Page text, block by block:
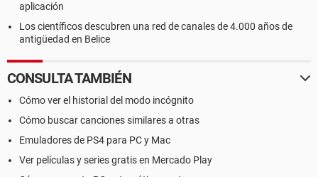
aplicación
Los científicos descubren una red de canales de 4.000 años de
antigüedad en Belice
CONSULTA TAMBIÉN
Cómo ver el historial del modo incógnito
Cómo buscar canciones similares a otras
Emuladores de PS4 para PC y Mac
Ver películas y series gratis en Mercado Play